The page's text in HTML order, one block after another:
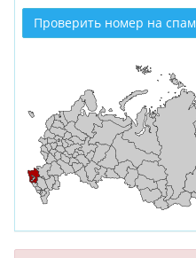
Проверить номер на спам